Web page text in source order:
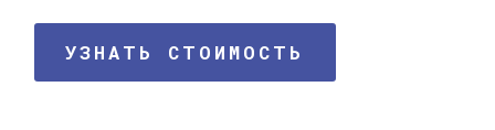
УЗНАТЬ СТОИМОСТЬ